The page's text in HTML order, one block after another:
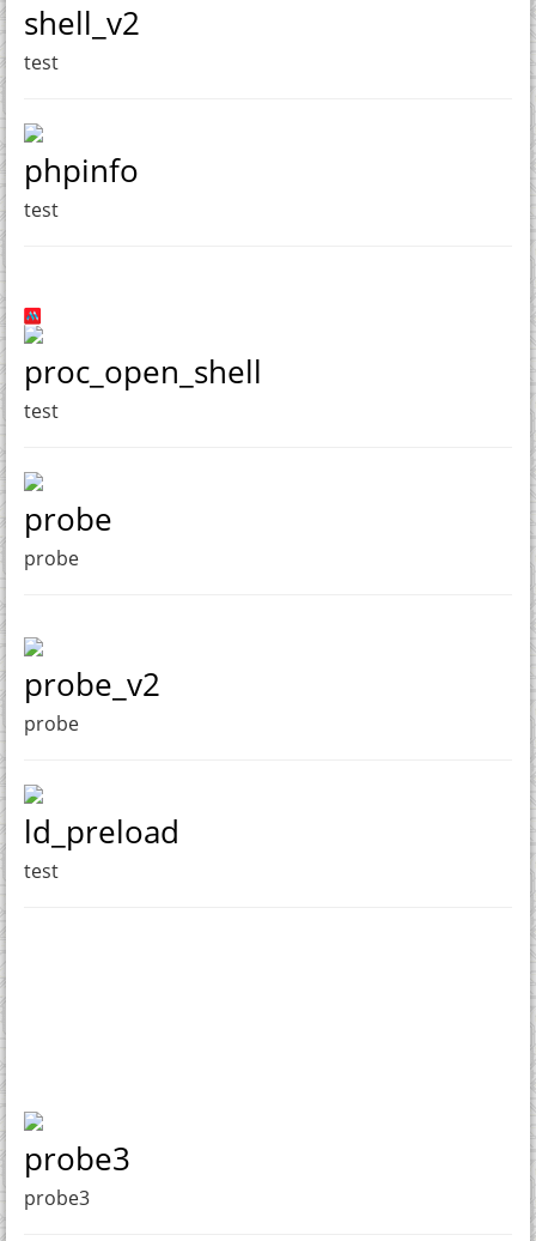
shell_v2
test
phpinfo
test
proc_open_shell
test
probe
probe
probe_v2
probe
ld_preload
test
probe3
probe3